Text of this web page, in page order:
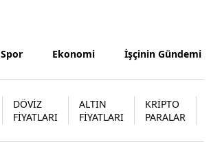
Rize
Spor Ekonomi İşçinin Gündemi
DÖVİZ
FİYATLARI
ALTIN
FİYATLARI
KRİPTO
PARALAR